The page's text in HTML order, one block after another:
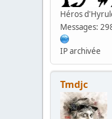
Héros
Messages:
IP archivée
Tmdjc